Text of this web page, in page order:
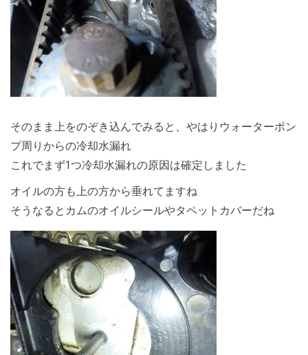
そのまま上をのぞき込んでみると、やはりウォーターポン
プ周りからの冷却水漏れ
これでまず1つ冷却水漏れの原因は確定しました
オイルの方も上の方から垂れてますね
そうなるとカムのオイルシールやタペットカバーだね